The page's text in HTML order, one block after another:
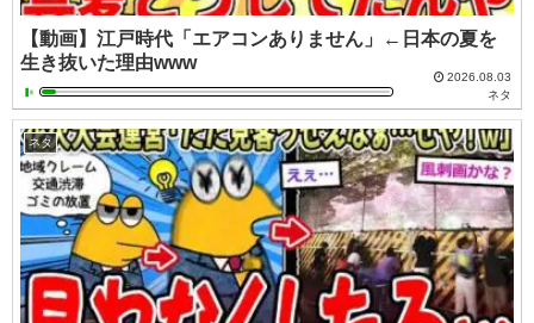
【動画】江戸時代「エアコンありません」←日本の夏を
生き抜いた理由www
2026.08.03
ネタ
ネタ